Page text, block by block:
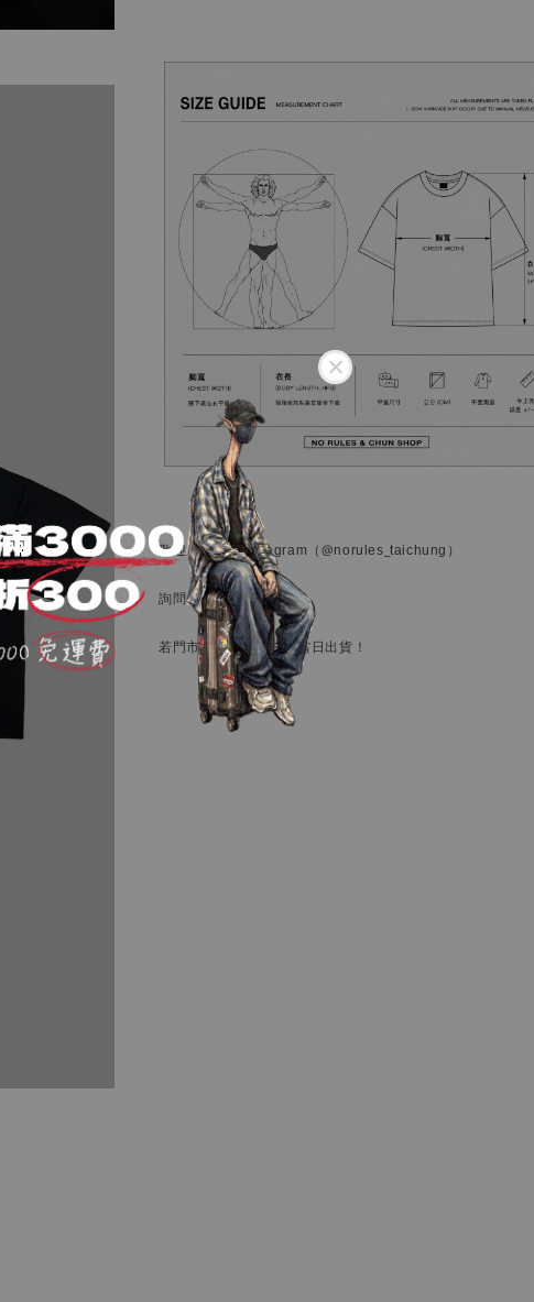
歡迎透過官方Instagram （@norules_taichung）
詢問（…）了解庫存狀況。
若門市庫存備有現貨，當日出貨！